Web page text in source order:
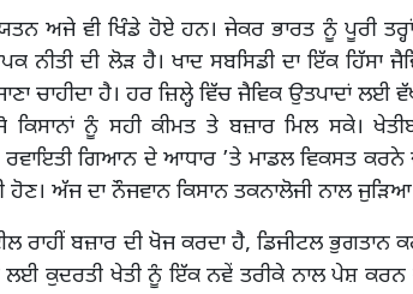
ਅਜੇ ਵੀ ਖਿੰਡੇ ਹੋਏ ਹਨ। ਜੇਕਰ ਭਾਰਤ ਨੂੰ ਪੂਰੀ ਤਰ੍ਹਾਂ
ਨੀਤੀ ਦੀ ਲੋੜ ਹੈ। ਖਾਦ ਸਬਸਿਡੀ ਦਾ ਇੱਕ ਹਿੱਸਾ
ਚਾਹੀਦਾ ਹੈ। ਹਰ ਜ਼ਿਲ੍ਹੇ ਵਿੱਚ ਜੈਵਿਕ ਉਤਪਾਦਾਂ
ਕਿਸਾਨਾਂ ਨੂੰ ਸਹੀ ਕੀਮਤ ਤੇ ਬਜ਼ਾਰ ਮਿਲ ਸਕੇ।
ਰਵਾਇਤੀ ਗਿਆਨ ਦੇ ਆਧਾਰ ’ਤੇ ਮਾਡਲ ਵਿਕਸਤ
ਹੋਣ। ਅੱਜ ਦਾ ਨੌਜਵਾਨ ਕਿਸਾਨ ਤਕਨਾਲੋਜੀ ਨਾਲ
ਰਾਹੀਂ ਬਜ਼ਾਰ ਦੀ ਖੋਜ ਕਰਦਾ ਹੈ, ਡਿਜੀਟਲ ਭੁਗਤਾਨ
ਲਈ ਕੁਦਰਤੀ ਖੇਤੀ ਨੂੰ ਇੱਕ ਨਵੇਂ ਤਰੀਕੇ ਨਾਲ ਪੇਸ਼ ਕਰਨ